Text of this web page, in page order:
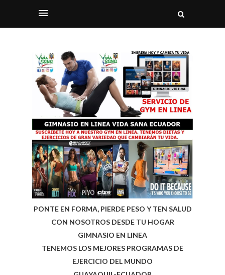
PONTE EN FORMA, PIERDE PESO Y TEN SALUD
CON NOSOTROS DESDE TU HOGAR
GIMNASIO EN LINEA
TENEMOS LOS MEJORES PROGRAMAS DE
EJERCICIO DEL MUNDO